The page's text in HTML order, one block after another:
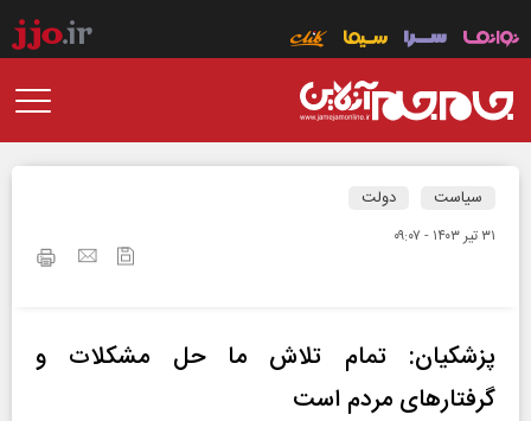
سیاست دولت
۳۱ تير ۱۴۰۳ - ۰۹:۰۷
پزشکیان: تمام تلاش ما حل مشکلات و
گرفتارهای مردم است